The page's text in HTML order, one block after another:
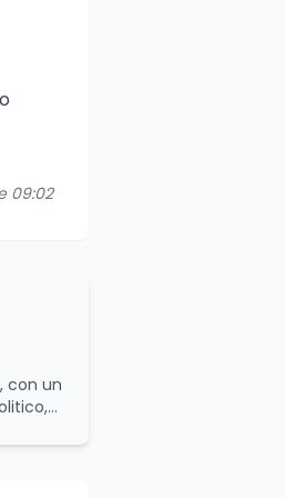
09:02
con un